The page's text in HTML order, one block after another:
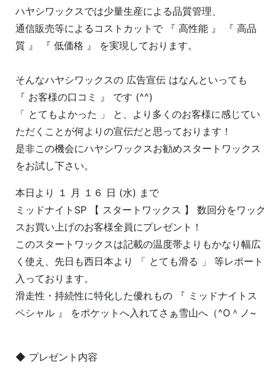
ハヤシワックスでは少量生産による品質管理、
通信販売等によるコストカットで 『 高性能 』 『 高品
質 』 『 低価格 』 を実現しております。
そんなハヤシワックスの 広告宣伝 はなんといっても
『 お客様の口コミ 』 です (^^)
「 とてもよかった 」 と、より多くのお客様に感じてい
ただくことが何よりの宣伝だと思っております！
是非この機会にハヤシワックスお勧めスタートワックス
をお試し下さい。
本日より １ 月 １６ 日 (水) まで
ミッドナイトSP 【 スタートワックス 】 数回分をワック
スお買い上げのお客様全員にプレゼント！
このスタートワックスは記載の温度帯よりもかなり幅広
く使え、先日も西日本より 「 とても滑る 」 等レポート
入っております。
滑走性・持続性に特化した優れもの 『 ミッドナイトス
ペシャル 』 をポケットへ入れてさぁ雪山へ（^О＾ノ~
◆ プレゼント内容